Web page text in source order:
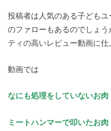
投稿者は人気のある子ども
のファローもあるのでしょ
ティの高いレビュー動画に仕
動画では
なにも処理をしていないお肉
ミートハンマーで叩いたお肉